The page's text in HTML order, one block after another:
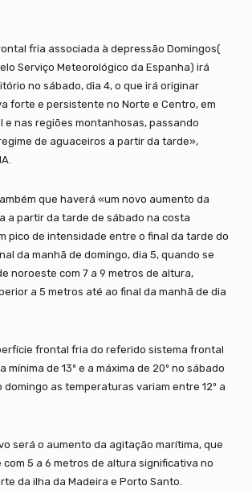
fria associada à depressão Domingos(
Serviço Meteorológico da Espanha) irá
no sábado, dia 4, o que irá originar
forte e persistente no Norte e Centro, em
e nas regiões montanhosas, passando
de aguaceiros a partir da tarde»,
que haverá «um novo aumento da
a partir da tarde de sábado na costa
pico de intensidade entre o final da tarde do
da manhã de domingo, dia 5, quando se
noroeste com 7 a 9 metros de altura,
a 5 metros até ao final da manhã de dia
frontal fria do referido sistema frontal
de 13º e a máxima de 20º no sábado
domingo as temperaturas variam entre 12º a
será o aumento da agitação marítima, que
5 a 6 metros de altura significativa no
da ilha da Madeira e Porto Santo.